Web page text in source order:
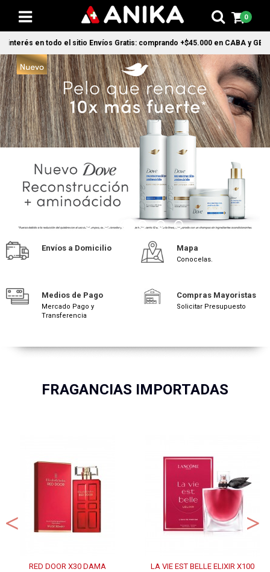
en todo el sitio Envíos Gratis: comprando +$45.000 en CABA y GBA1 y
0
Envíos a Domicilio Mapa
Conocelas.
Medios de Pago
Mercado Pago y
Transferencia
Compras Mayoristas
Solicitar Presupuesto
FRAGANCIAS IMPORTADAS
RED DOOR X30 DAMA
LA VIE EST BELLE ELIXIR X100